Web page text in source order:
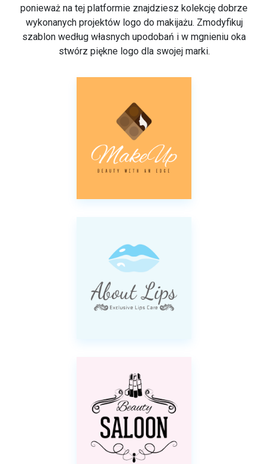
ponieważ na tej platformie znajdziesz kolekcję dobrze
wykonanych projektów logo do makijażu. Zmodyfikuj
szablon według własnych upodobań i w mgnieniu oka
stwórz piękne logo dla swojej marki.